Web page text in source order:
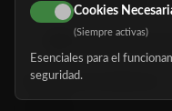
Buscador de residencias
Cookies
(Siempre activas)
Esenciales para el
seguridad.